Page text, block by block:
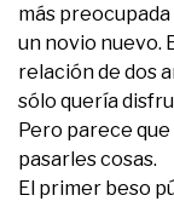
más
un novio nuevo.
relación de dos
sólo quería
Pero parece
pasarles cosas.
El primer beso